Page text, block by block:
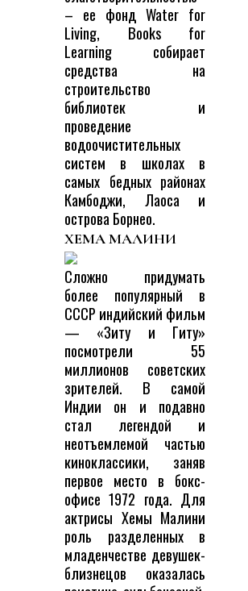
– ее фонд Water for
Living, Books for
Learning собирает
средства на
строительство
библиотек и
проведение
водоочистительных
систем в школах в
самых бедных районах
Камбоджи, Лаоса и
острова Борнео.
ХЕМА МАЛИНИ
Сложно придумать
более популярный в
СССР индийский фильм
— «Зиту и Гиту»
посмотрели 55
миллионов советских
зрителей. В самой
Индии он и подавно
стал легендой и
неотъемлемой частью
киноклассики, заняв
первое место в бокс-
офисе 1972 года. Для
актрисы Хемы Малини
роль разделенных в
младенчестве девушек-
близнецов оказалась